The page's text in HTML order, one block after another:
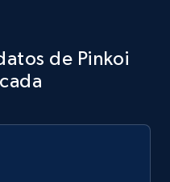
de Pinkoi